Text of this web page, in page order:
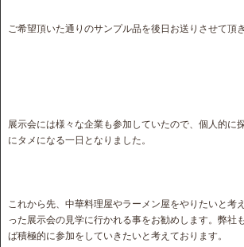
ご希望頂いた通りのサンプル品を後日お送りさせて頂き
展示会には様々な企業も参加していたので、個人的に
にタメになる一日となりました。
これから先、中華料理屋やラーメン屋をやりたいと考
った展示会の見学に行かれる事をお勧めします。弊社
ば積極的に参加をしていきたいと考えております。